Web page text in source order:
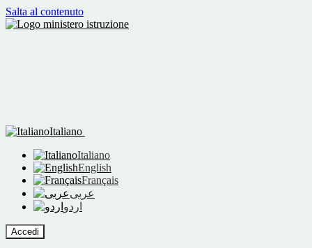
Salta al contenuto
Italiano
Italiano
English
Français
عربى
اردو
Accedi